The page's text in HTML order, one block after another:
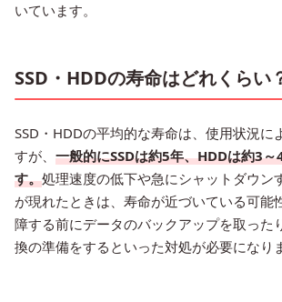
いています。
SSD・HDDの寿命はどれくらい
SSD・HDDの平均的な寿命は、使用状況に
すが、 一般的にSSDは約5年、HDDは約3
す。処理速度の低下や急にシャットダウン
が現れたときは、寿命が近づいている可能
障する前にデータのバックアップを取った
換の準備をするといった対処が必要になり